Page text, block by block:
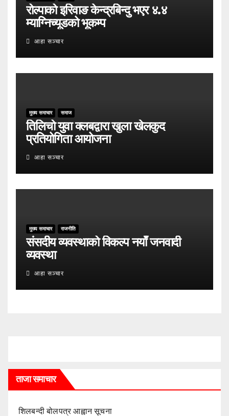
रोल्पाको इरिवाङ केन्द्रबिन्दु भएर ४.४
म्याग्निच्यूडको भूकम्प
आहा सञ्चार
मुख्य समाचार समाज
तिलिचो युवा क्लबद्वारा खुला खेलकुद
प्रतियोगिता आयोजना
आहा सञ्चार
मुख्य समाचार राजनीति
संसदीय व्यवस्थाको विकल्प नयाँ जनवादी
व्यवस्था
आहा सञ्चार
ताजा समाचार
शिलबन्दी बोलपत्र आह्वान सूचना